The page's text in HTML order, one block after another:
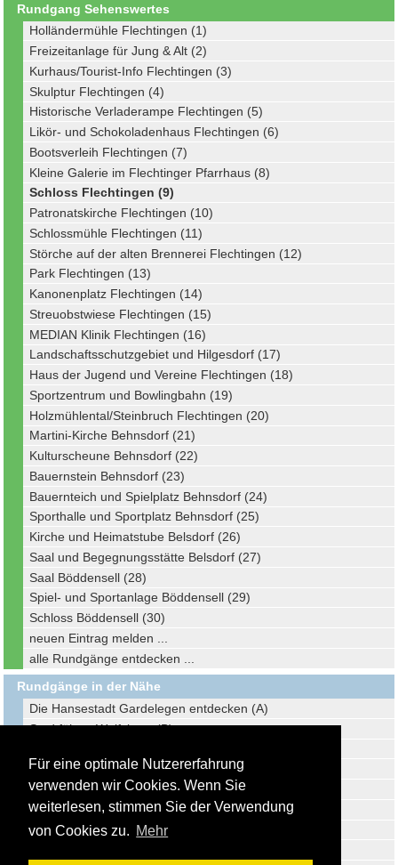
Für eine optimale Nutzererfahrung
verwenden wir Cookies. Wenn Sie
weiterlesen, stimmen Sie der Verwendung
von Cookies zu. Mehr
Rundgang Sehenswertes
Holländermühle Flechtingen (1)
Freizeitanlage für Jung & Alt (2)
Kurhaus/Tourist-Info Flechtingen (3)
Skulptur Flechtingen (4)
Historische Verladerampe Flechtingen (5)
Likör- und Schokoladenhaus Flechtingen (6)
Bootsverleih Flechtingen (7)
Kleine Galerie im Flechtinger Pfarrhaus (8)
Schloss Flechtingen (9)
Patronatskirche Flechtingen (10)
Schlossmühle Flechtingen (11)
Störche auf der alten Brennerei Flechtingen (12)
Park Flechtingen (13)
Kanonenplatz Flechtingen (14)
Streuobstwiese Flechtingen (15)
MEDIAN Klinik Flechtingen (16)
Landschaftsschutzgebiet und Hilgesdorf (17)
Haus der Jugend und Vereine Flechtingen (18)
Sportzentrum und Bowlingbahn (19)
Holzmühlental/Steinbruch Flechtingen (20)
Martini-Kirche Behnsdorf (21)
Kulturscheune Behnsdorf (22)
Bauernstein Behnsdorf (23)
Bauernteich und Spielplatz Behnsdorf (24)
Sporthalle und Sportplatz Behnsdorf (25)
Kirche und Heimatstube Belsdorf (26)
Saal und Begegnungsstätte Belsdorf (27)
Saal Böddensell (28)
Spiel- und Sportanlage Böddensell (29)
Schloss Böddensell (30)
neuen Eintrag melden ...
alle Rundgänge entdecken ...
Rundgänge in der Nähe
Die Hansestadt Gardelegen entdecken (A)
Stadtführer Wolfsburg (B)
Stadtführer Magdeburg (D)
Stadtführer Braunschweig (E)
Stadtführer Halberstadt (F)
Stadtführer Wolfenbüttel (G)